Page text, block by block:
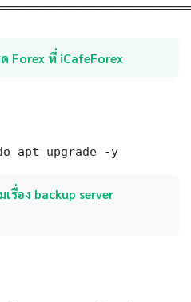
Forex ที่ iCafeForex
apt upgrade -y
เรื่อง backup server